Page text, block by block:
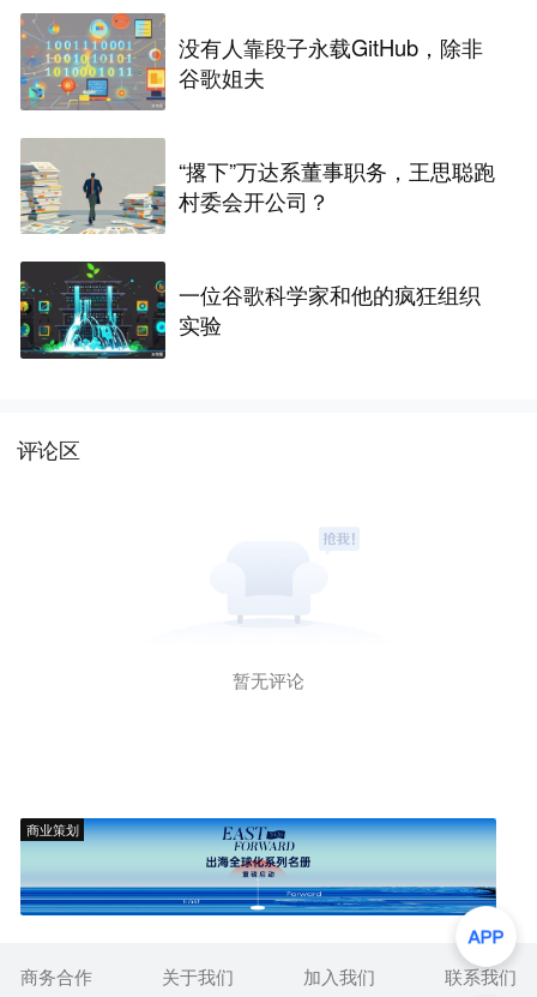
没有人靠段子永载GitHub，除非
谷歌姐夫
“撂下”万达系董事职务，王思聪跑
村委会开公司？
一位谷歌科学家和他的疯狂组织
实验
评论区
暂无评论
商业策划
商务合作 关于我们 加入我们 联系我们